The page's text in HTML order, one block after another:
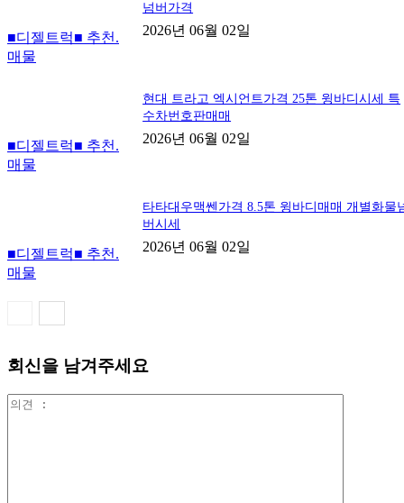
■디젤트럭■ 추천.
매물
넘버가격
2026년 06월 02일
■디젤트럭■ 추천.
매물
현대 트라고 엑시언트가격 25톤 윙바디시세 특
수차번호판매매
2026년 06월 02일
■디젤트럭■ 추천.
매물
타타대우맥쎈가격 8.5톤 윙바디매매 개별화물
버시세
2026년 06월 02일
회신을 남겨주세요